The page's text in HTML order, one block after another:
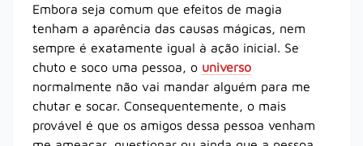
Embora seja comum que efeitos de magia
tenham a aparência das causas mágicas, nem
sempre é exatamente igual à ação inicial. Se
chuto e soco uma pessoa, o universo
normalmente não vai mandar alguém para me
chutar e socar. Consequentemente, o mais
provável é que os amigos dessa pessoa venham